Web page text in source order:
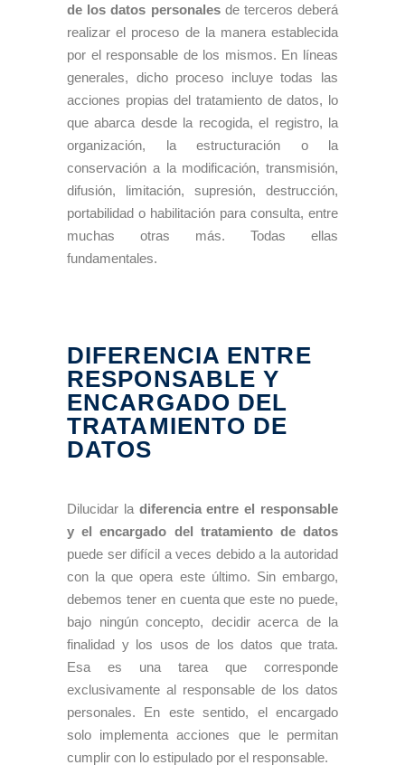
de los datos personalesde terceros deberá
realizar el proceso de la manera establecida
por el responsable de los mismos. En líneas
generales, dicho proceso incluye todas las
acciones propias del tratamiento de datos, lo
que abarca desde la recogida, el registro, la
organización, la estructuración o la
conservación a la modificación, transmisión,
difusión, limitación, supresión, destrucción,
portabilidad o habilitación para consulta, entre
muchas otras más. Todas ellas
fundamentales.
DIFERENCIA ENTRE
RESPONSABLE Y
ENCARGADO DEL
TRATAMIENTO DE
DATOS
Dilucidar la diferencia entre el responsable
y el encargado del tratamiento de datos
puede ser difícil a veces debido a la autoridad
con la que opera este último. Sin embargo,
debemos tener en cuenta que este no puede,
bajo ningún concepto, decidir acerca de la
finalidad y los usos de los datos que trata.
Esa es una tarea que corresponde
exclusivamente al responsable de los datos
personales. En este sentido, el encargado
solo implementa acciones que le permitan
cumplir con lo estipulado por el responsable.